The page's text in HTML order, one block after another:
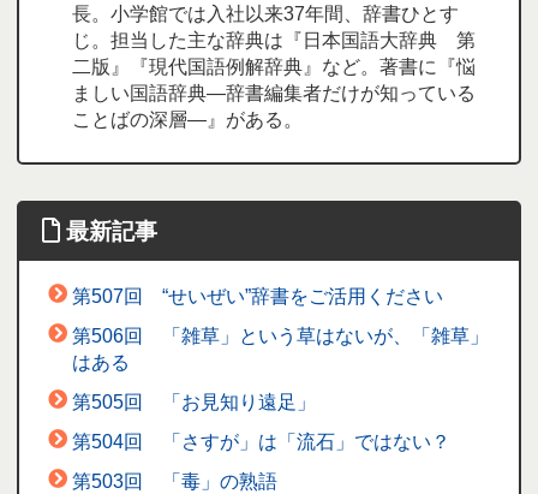
長。小学館では入社以来37年間、辞書ひとす
じ。担当した主な辞典は『日本国語大辞典 第
二版』『現代国語例解辞典』など。著書に『悩
ましい国語辞典―辞書編集者だけが知っている
ことばの深層―』がある。
最新記事
第507回 “せいぜい”辞書をご活用ください
第506回 「雑草」という草はないが、「雑草」
はある
第505回 「お見知り遠足」
第504回 「さすが」は「流石」ではない？
第503回 「毒」の熟語